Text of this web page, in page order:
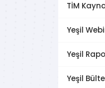
TİM
Yeşil
Yeşil
Yeşil